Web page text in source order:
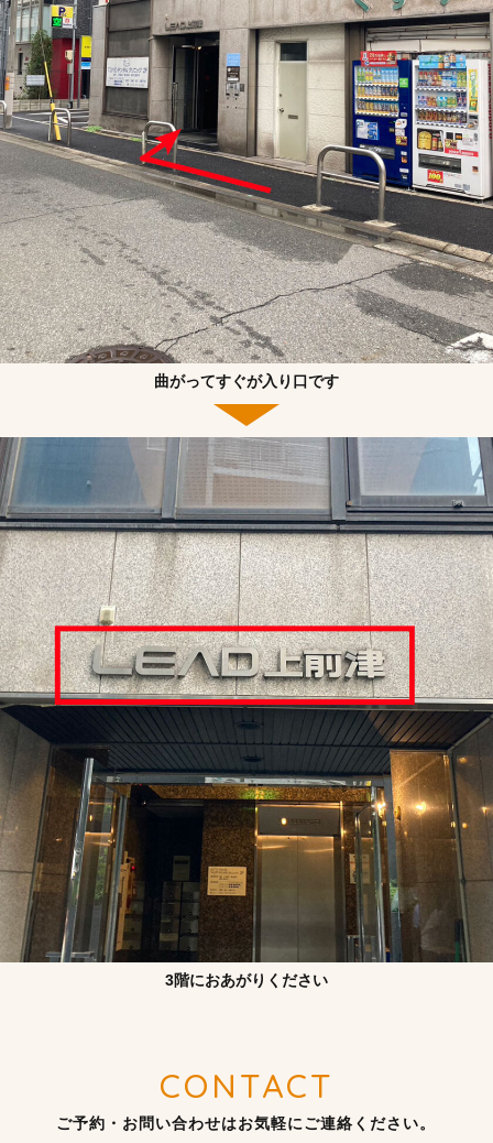
曲がってすぐが入り口です
3階におあがりください
CONTACT
ご予約・お問い合わせはお気軽にご連絡ください。